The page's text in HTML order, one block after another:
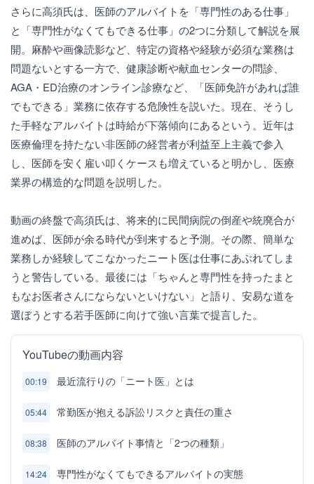
さらに高須氏は、医師のアルバイトを「専門性のある仕事」
と「専門性がなくてもできる仕事」の2つに分類して解説を展
開。麻酔や画像読影など、特定の資格や経験が必須な業務は
問題ないとする一方で、健康診断や献血センターの問診、
AGA・ED治療のオンライン診療など、「医師免許があれば誰
でもできる」業務に依存する危険性を説いた。現在、そうし
た手軽なアルバイトは時給が下落傾向にあるという。近年は
医療倫理を持たない非医師の経営者が利益至上主義で参入
し、医師を安く雇い叩くケースも増えていると明かし、医療
業界の構造的な問題を説明した。
動画の終盤で高須氏は、将来的に民間病院の倒産や統廃合が
進めば、医師が余る時代が到来すると予測。その際、簡単な
業務しか経験してこなかったニート医は仕事にあぶれてしま
うと警告している。最後には「ちゃんと専門性を持ったまと
もなお医者さんにならないといけない」と語り、安易な道を
選ぼうとする若手医師に向けて強い言葉で提言した。
YouTubeの動画内容
00:19 最近流行りの「ニート医」とは
05:44 常勤医が抱える訴訟リスクと責任の重さ
08:38 医師のアルバイト事情と「2つの種類」
14:24 専門性がなくてもできるアルバイトの実態